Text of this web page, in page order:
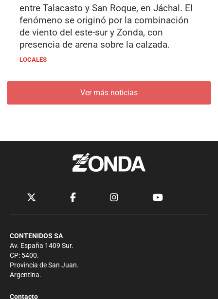
entre Talacasto y San Roque, en Jáchal. El
fenómeno se originó por la combinación
de viento del este-sur y Zonda, con
presencia de arena sobre la calzada.
LOCALES
Ver más noticias
CONTENIDOS SA
Av. España 1409 Sur.
CP: 5400.
Provincia de San Juan.
Argentina.
Contacto